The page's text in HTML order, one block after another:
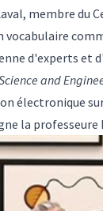
membre du
d'experts
and
électronique
la